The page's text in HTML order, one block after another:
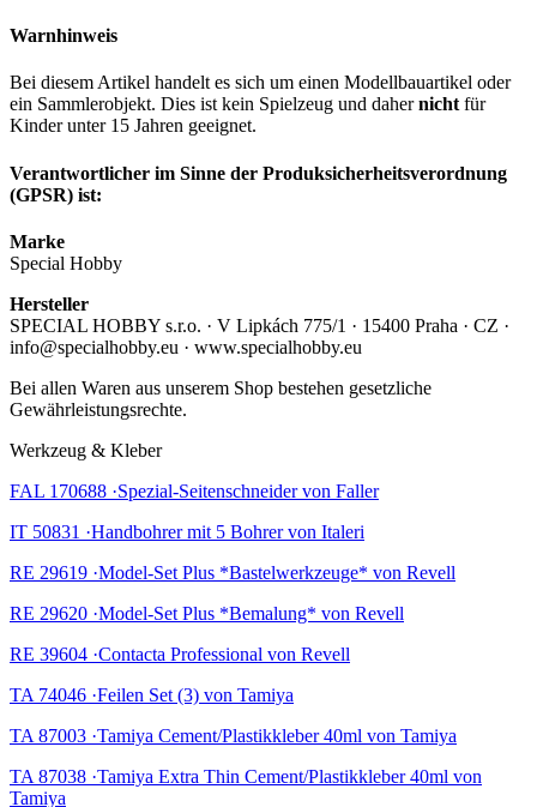
Warnhinweis
Bei diesem Artikel handelt es sich um einen Modellbauartikel oder
ein Sammlerobjekt. Dies ist kein Spielzeug und dahernicht für
Kinder unter 15 Jahren geeignet.
Verantwortlicher im Sinne der Produksicherheitsverordnung
(GPSR) ist:
Marke
Special Hobby
Hersteller
SPECIAL HOBBY s.r.o. · V Lipkách 775/1 · 15400 Praha · CZ ·
info@specialhobby.eu · www.specialhobby.eu
Bei allen Waren aus unserem Shop bestehen gesetzliche
Gewährleistungsrechte.
Werkzeug & Kleber
FAL 170688 ·Spezial-Seitenschneider von Faller
IT 50831 ·Handbohrer mit 5 Bohrer von Italeri
RE 29619 ·Model-Set Plus *Bastelwerkzeuge* von Revell
RE 29620 ·Model-Set Plus *Bemalung* von Revell
RE 39604 ·Contacta Professional von Revell
TA 74046 ·Feilen Set (3) von Tamiya
TA 87003 ·Tamiya Cement/Plastikkleber 40ml von Tamiya
TA 87038 ·Tamiya Extra Thin Cement/Plastikkleber 40ml von
Tamiya